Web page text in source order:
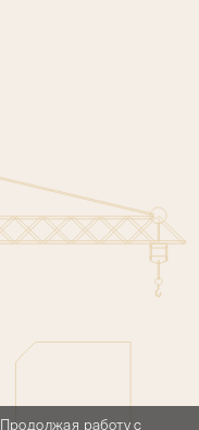
помещениеработу с